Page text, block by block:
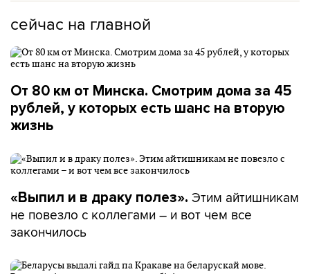
сейчас на главной
От 80 км от Минска. Смотрим дома за 45
рублей, у которых есть шанс на вторую
жизнь
«Выпил и в драку полез». Этим айтишникам
не повезло с коллегами – и вот чем все
закончилось